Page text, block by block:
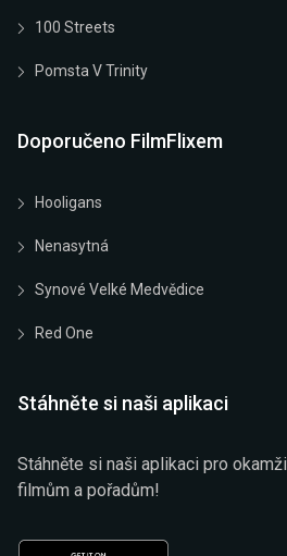
100 Streets
Pomsta V Trinity
Doporučeno FilmFlixem
Hooligans
Nenasytná
Synové Velké Medvědice
Red One
Stáhněte si naši aplikaci
Stáhněte si naši aplikaci pro
filmům a pořadům!